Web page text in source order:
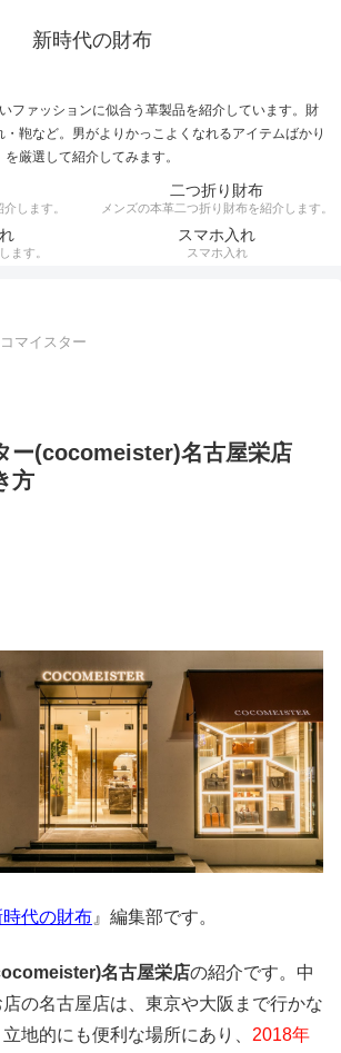
新時代の財布
ファッションに似合う革製品を紹介しています。財
鞄など。男がよりかっこよくなれるアイテムばかり
を厳選して紹介してみます。
します。
二つ折り財布
メンズの本革二つ折り財布を紹介します。
ます。
スマホ入れ
スマホ入れ
マイスター
ー(cocomeister)名古屋栄店
方
時代の財布 』編集部です。
名古屋栄店の紹介です。中
の名古屋店は、東京や大阪まで行かな
地的にも便利な場所にあり、 2018年